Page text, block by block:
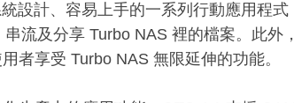
設計、容易上手的一系列行動應用程式
流及分享 Turbo NAS 裡的檔案。此外
者享受 Turbo NAS 無限延伸的功能。